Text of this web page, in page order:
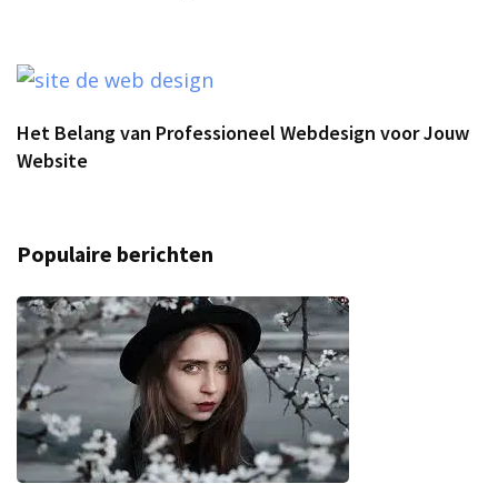
Het Belang van Professioneel Webdesign voor Jouw
Website
Populaire berichten